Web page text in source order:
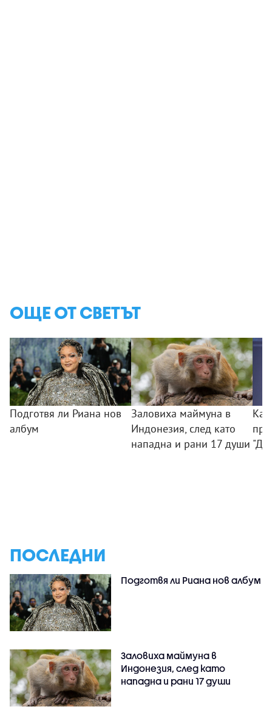
ОЩЕ ОТ СВЕТЪТ
Подготвя ли Риана нов
албум
Заловиха маймуна в
Индонезия, след като
нападна и рани 17 души
ПОСЛЕДНИ
Подготвя ли Риана нов албум
Заловиха маймуна в
Индонезия, след като
нападна и рани 17 души